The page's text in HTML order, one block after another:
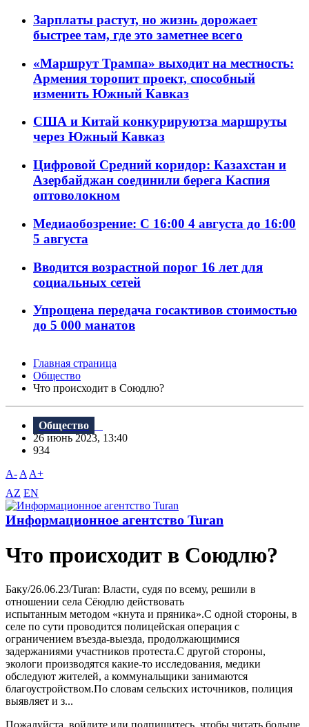
Зарплаты растут, но жизнь дорожает
быстрее там, где это заметнее всего
«Маршрут Трампа» выходит на местность:
Армения торопит проект, способный
изменить Южный Кавказ
США и Китай конкурируютза маршруты
через Южный Кавказ
Цифровой Средний коридор: Казахстан и
Азербайджан соединили берега Каспия
оптоволокном
Медиаобозрение: С 16:00 4 августа до 16:00
5 августа
Вводится возрастной порог 16 лет для
социальных сетей
Упрощена передача госактивов стоимостью
до 5 000 манатов
Главная страница
Общество
Что происходит в Союдлю?
Общество
26 июнь 2023, 13:40
934
A- A A+
AZ EN
Информационное агентство Turan
Что происходит в Союдлю?
Баку/26.06.23/Turan: Власти, судя по всему, решили в
отношении села Сёюдлю действовать
испытанным методом «кнута и пряника».С одной стороны, в
селе по сути проводится полицейская операция с
ограничением въезда-выезда, продолжающимися
задержаниями участников протеста.С другой стороны,
экологи производятся какие-то исследования, медики
обследуют жителей, а коммунальщики занимаются
благоустройством.По словам сельских источников, полиция
выявляет и з...
Пожалуйста, войдите или подпишитесь, чтобы читать больше